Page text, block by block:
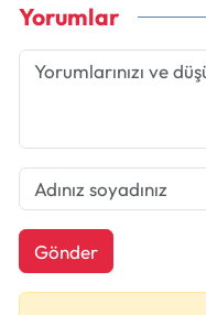
Yorumlar
Gönder